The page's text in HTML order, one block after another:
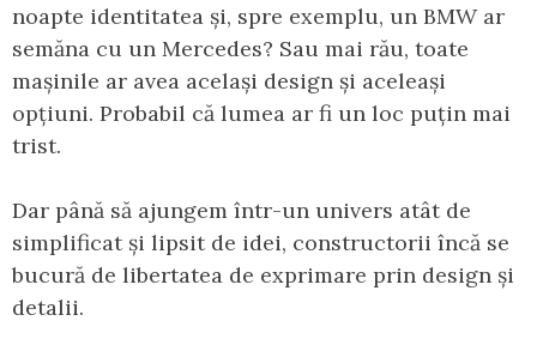
noapte identitatea și, spre exemplu, un BMW ar
semăna cu un Mercedes? Sau mai rău, toate
mașinile ar avea același design și aceleași
opțiuni. Probabil că lumea ar fi un loc puțin mai
trist.
Dar până să ajungem într-un univers atât de
simplificat și lipsit de idei, constructorii încă se
bucură de libertatea de exprimare prin design și
detalii.